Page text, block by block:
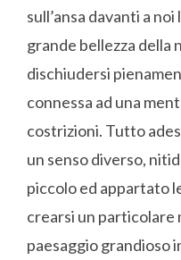
sull’ansa davanti a
grande bellezza della
dischiudersi
connessa ad una
costrizioni. Tutto
un senso diverso,
piccolo ed appartato
crearsi un particolare
paesaggio grandioso